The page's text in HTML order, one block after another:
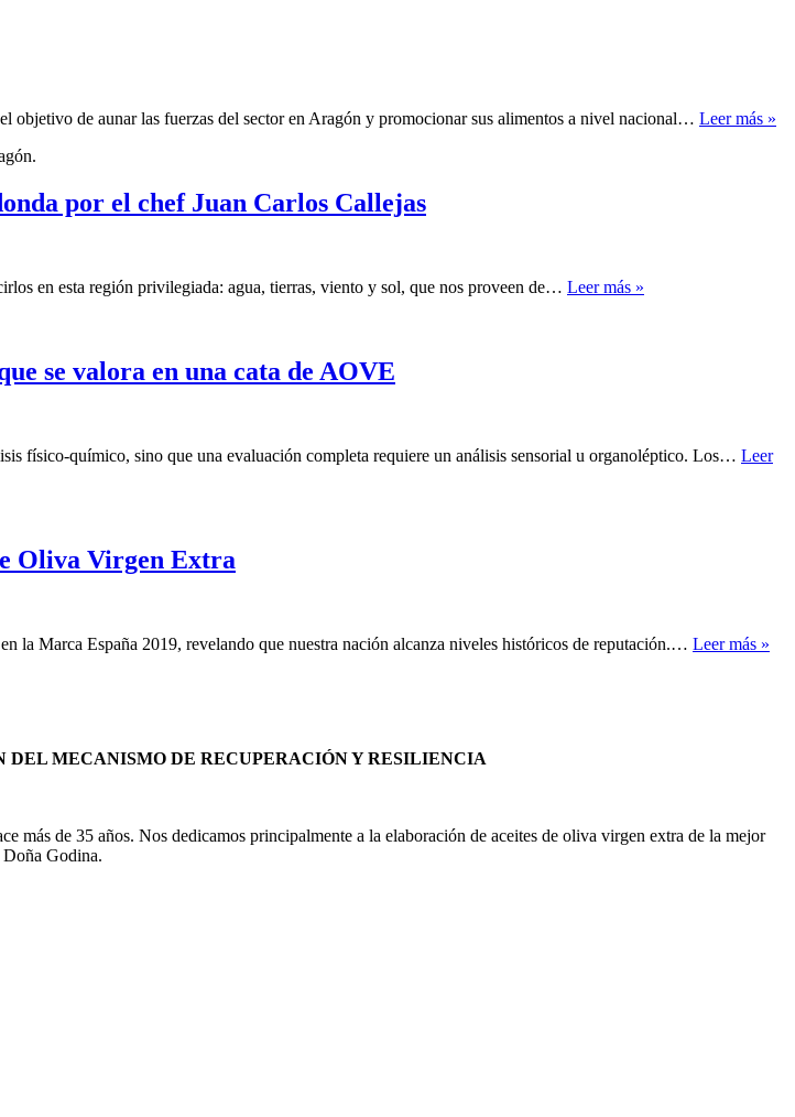
objetivo de aunar las fuerzas del sector en Aragón y promocionar sus alimentos a nivel nacional… Leer más »
por el chef Juan Carlos Callejas
en esta región privilegiada: agua, tierras, viento y sol, que nos proveen de… Leer más »
se valora en una cata de AOVE
físico-químico, sino que una evaluación completa requiere un análisis sensorial u organoléptico. Los… Leer
Oliva Virgen Extra
la Marca España 2019, revelando que nuestra nación alcanza niveles históricos de reputación.… Leer más »
DEL MECANISMO DE RECUPERACIÓN Y RESILIENCIA
más de 35 años. Nos dedicamos principalmente a la elaboración de aceites de oliva virgen extra de la mejor
Doña Godina.